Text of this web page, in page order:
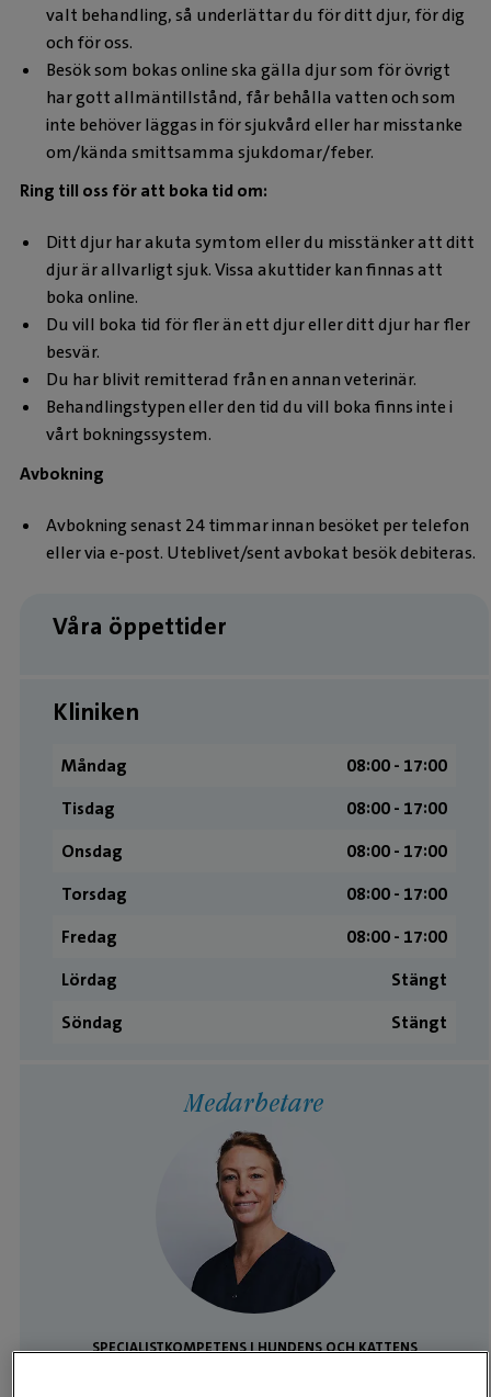
valt behandling, så underlättar du för ditt djur, för dig
och för oss.
Besök som bokas online ska gälla djur som för övrigt
har gott allmäntillstånd, får behålla vatten och som
inte behöver läggas in för sjukvård eller har misstanke
om/kända smittsamma sjukdomar/feber.
Ring till oss för att boka tid om:
Ditt djur har akuta symtom eller du misstänker att ditt
djur är allvarligt sjuk. Vissa akuttider kan finnas att
boka online.
Du vill boka tid för fler än ett djur eller ditt djur har fler
besvär.
Du har blivit remitterad från en annan veterinär.
Behandlingstypen eller den tid du vill boka finns inte i
vårt bokningssystem.
Avbokning
Avbokning senast 24 timmar innan besöket per telefon
eller via e-post. Uteblivet/sent avbokat besök debiteras.
Våra öppettider
Kliniken
Måndag
08:00 ­- 17:00
Tisdag
08:00 ­- 17:00
Onsdag
08:00 ­- 17:00
Torsdag
08:00 ­- 17:00
Fredag
08:00 ­- 17:00
Lördag
Stängt
Söndag
Stängt
Medarbetare
SPECIALISTKOMPETENS I HUNDENS OCH KATTENS